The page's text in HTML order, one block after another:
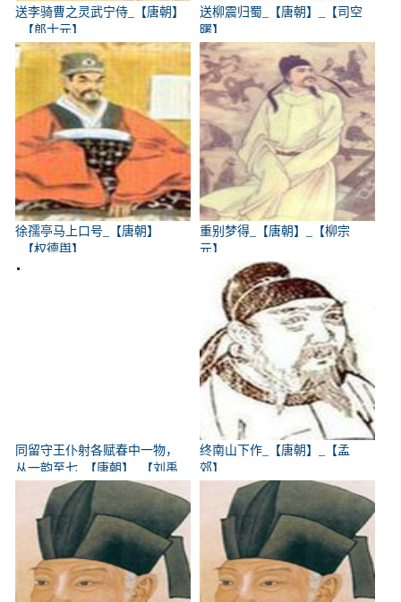
送李骑曹之灵武宁侍_【唐朝】
_【郎士元】
送柳震归蜀_【唐朝】_【司空
曙】
徐孺亭马上口号_【唐朝】
_【权德舆】
重别梦得_【唐朝】_【柳宗
元】
同留守王仆射各赋春中一物，
从一韵至七_【唐朝】_【刘禹
终南山下作_【唐朝】_【孟
郊】